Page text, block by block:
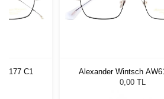
C1
Alexander Wintsch
0,00 TL